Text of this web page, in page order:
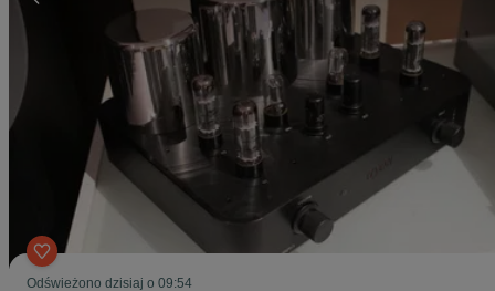
Odświeżono dzisiaj o 09:54